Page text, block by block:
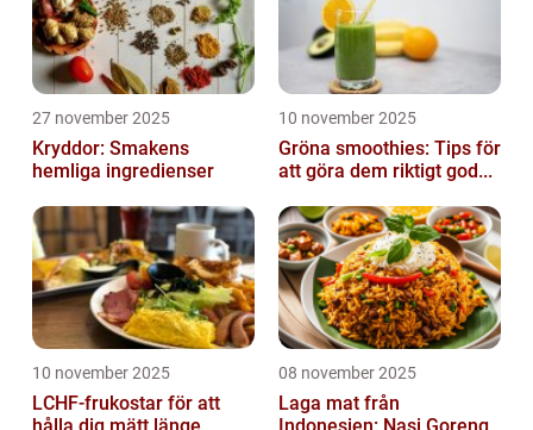
27 november 2025
Kryddor: Smakens
hemliga ingredienser
10 november 2025
Gröna smoothies: Tips för
att göra dem riktigt god...
10 november 2025
LCHF-frukostar för att
08 november 2025
Laga mat från